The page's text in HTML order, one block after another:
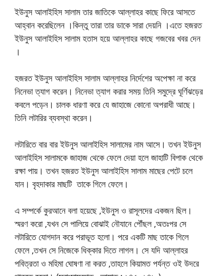
ইউনুস আলাইহিস সালাম তার জাতিকে আল্লাহর কাছে ফিরে আসতে
আহ্বান করেছিলেন ।কিন্তু তারা তার ডাকে সারা দেয়নি ।এতে হজরত
ইউনুস আলাইহিস সালাম হতাস হয়ে আল্লাহর কাছে গজবের খবর দেন
।
হজরত ইউনুস আলাইহিস সালাম আল্লাহর নির্দেশের অপেক্ষা না করে
নিনেভা ত্যাগ করেন। নিনেভা ত্যাগ করার সময় তিনি সমুদ্রে ঘূর্ণিঝড়ের
কবলে পড়েন। চালক ধারণা করে যে জাহাজে কোনো অপরাধী আছে।
তিনি লটারির ব্যবস্থা করেন।
লটারিতে বার বার ইউনুস আলাইহিস সালামের নাম আসে। তখন ইউনুস
আলাইহিস সালামকে জাহাজ থেকে ফেলে দেয়া হলে জাহাটি বিপাক থেকে
রক্ষা পায়। তখন হজরত ইউনুস আলাইহিস সালাম মাছের পেটে চলে
যান। বৃহদাকার মাছটি তাকে গিলে ফেলে।
এ সম্পর্কে কুরআনে বলা হয়েছে ,ইউনুস ও রাসূলদের একজন ছিল।
স্মরণ করো ,যখন সে পালিয়ে বোঝাই নৌযানে পৌঁছল ,অতঃপর সে
লটারিতে যোগদান করে পরাভূত হলো। পরে একটি মাছ তাকে গিলে
ফেলে ,তখন সে নিজেকে ধিক্কার দিতে লাগল। সে যদি আল্লাহর
পবিত্রতা ও মহিমা ঘোষণা না করত ,তাহলে কিয়ামত পর্যন্ত ওই উদরে